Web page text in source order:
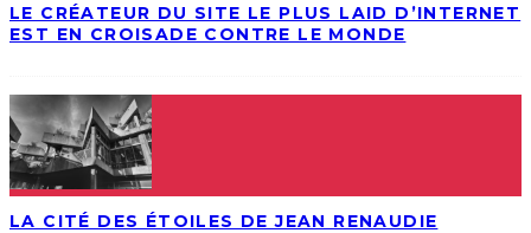
LE CRÉATEUR DU SITE LE PLUS LAID D’INTERNET
EST EN CROISADE CONTRE LE MONDE
LA CITÉ DES ÉTOILES DE JEAN RENAUDIE